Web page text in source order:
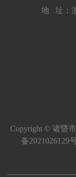
地 址：
Copyright © 诸暨
备2021026129